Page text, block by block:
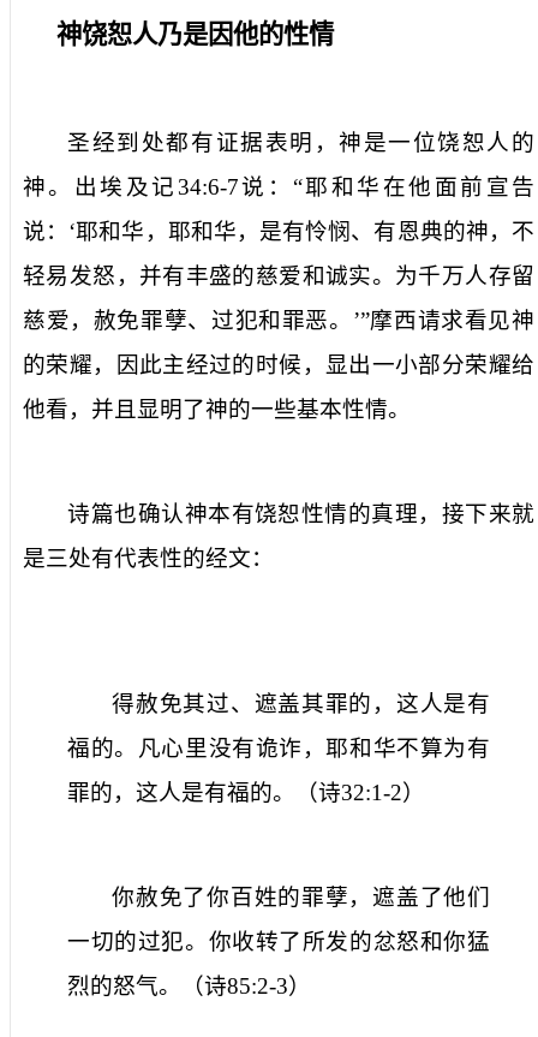
神饶恕人乃是因他的性情
圣经到处都有证据表明，神是一位饶恕人的
神。出埃及记 34:6-7说：“耶和华在他面前宣告
说：‘耶和华，耶和华，是有怜悯、有恩典的神，不
轻易发怒，并有丰盛的慈爱和诚实。为千万人存留
慈爱，赦免罪孽、过犯和罪恶。’”摩西请求看见神
的荣耀，因此主经过的时候，显出一小部分荣耀给
他看，并且显明了神的一些基本性情。
诗篇也确认神本有饶恕性情的真理，接下来就
是三处有代表性的经文：
得赦免其过、遮盖其罪的，这人是有
福的。凡心里没有诡诈，耶和华不算为有
罪的，这人是有福的。（诗32:1-2）
你赦免了你百姓的罪孽，遮盖了他们
一切的过犯。你收转了所发的忿怒和你猛
烈的怒气。（诗85:2-3）